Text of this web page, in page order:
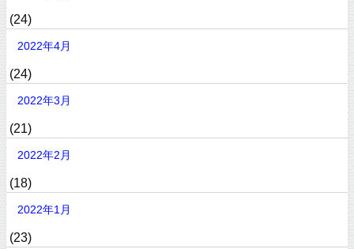
(24)
2022年4月
(24)
2022年3月
(21)
2022年2月
(18)
2022年1月
(23)